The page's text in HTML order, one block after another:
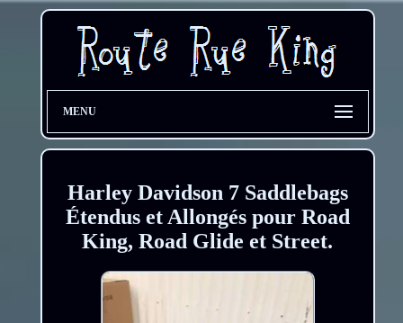
MENU
Harley Davidson 7 Saddlebags
Étendus et Allongés pour Road
King, Road Glide et Street.